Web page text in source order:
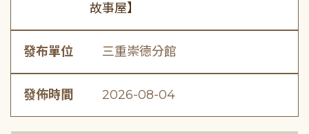
故事屋】
發布單位 三重崇德分館
發佈時間 2026-08-04